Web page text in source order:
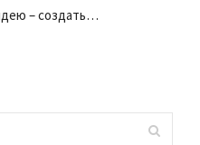
– создать…